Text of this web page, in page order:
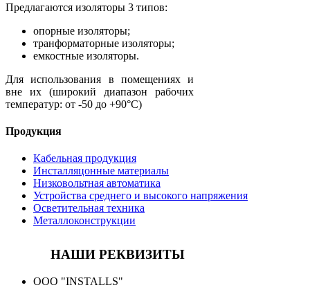
Предлагаются изоляторы 3 типов:
опорные изоляторы;
транформаторные изоляторы;
емкостные изоляторы.
Для использования в помещениях и
вне их (широкий диапазон рабочих
температур: от -50 до +90°C)
Продукция
Кабельная продукция
Инсталляцонные материалы
Низковольтная автоматика
Устройства среднего и высокого напряжения
Осветительная техника
Металлоконструкции
НАШИ РЕКВИЗИТЫ
ООО "INSTALLS"